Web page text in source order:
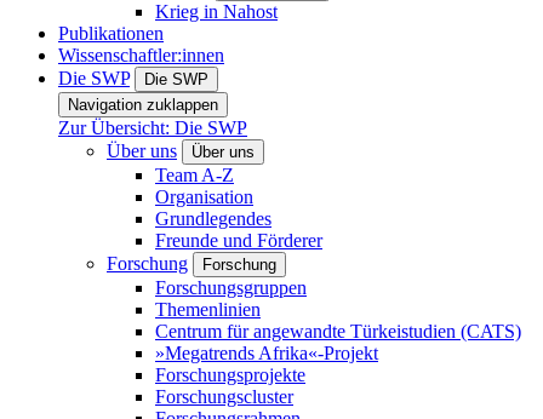
Krieg in Nahost
Publikationen
Wissenschaftler:innen
Die SWP
Die SWP
Navigation zuklappen
Zur Übersicht: Die SWP
Über uns
Über uns
Team A-Z
Organisation
Grundlegendes
Freunde und Förderer
Forschung
Forschung
Forschungsgruppen
Themenlinien
Centrum für angewandte Türkeistudien (CATS)
»Megatrends Afrika«-Projekt
Forschungsprojekte
Forschungscluster